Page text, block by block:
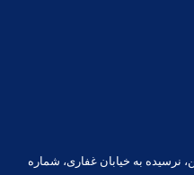
نرسیده به خیابان غفاری، شماره